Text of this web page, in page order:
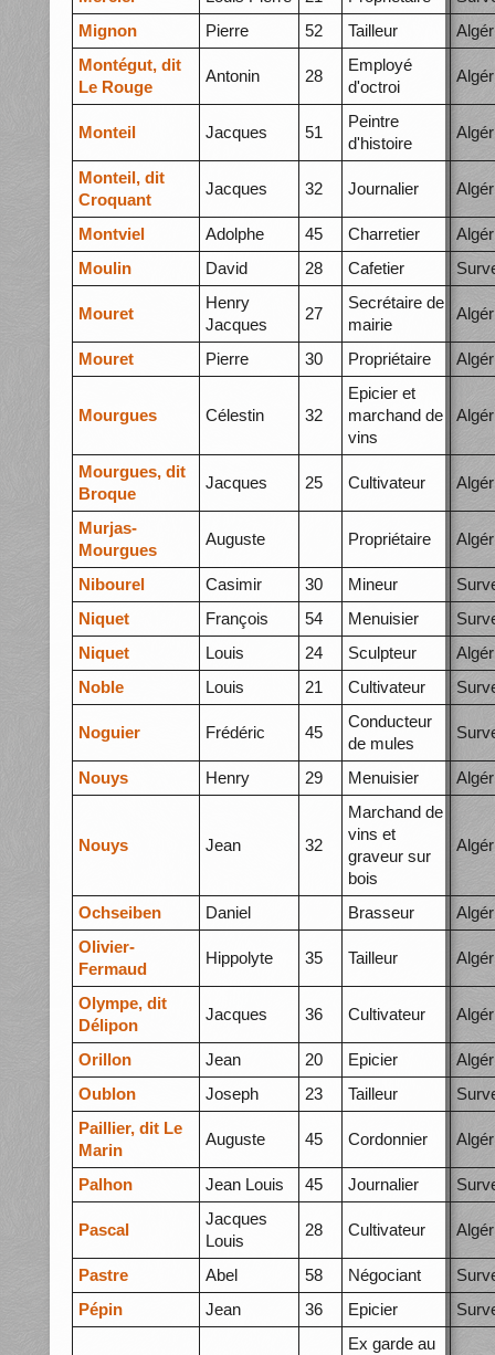
Mignon
Pierre 52 Tailleur
Montégut, dit
Le Rouge
Antonin 28
Employé
d'octroi
Monteil Jacques 51
Peintre
d'histoire
Monteil, dit
Croquant
Jacques 32 Journalier
Montviel Adolphe 45 Charretier
Moulin
David 28 Cafetier
Mouret
Henry
Jacques
27
Secrétaire de
mairie
Mouret Pierre 30 Propriétaire
Mourgues Célestin 32
Epicier et
marchand de
vins
Mourgues, dit
Broque
Jacques 25 Cultivateur
Murjas-
Mourgues
Auguste Propriétaire
Nibourel Casimir 30 Mineur
Niquet
François 54 Menuisier
Niquet
Louis 24 Sculpteur
Noble
Louis 21 Cultivateur
Noguier Frédéric 45
Conducteur
de mules
Nouys Henry 29 Menuisier
Nouys Jean 32
Marchand de
vins et
graveur sur
bois
Ochseiben Daniel Brasseur
Olivier-
Fermaud
Hippolyte 35 Tailleur
Olympe, dit
Délipon
Jacques 36 Cultivateur
Orillon Jean 20 Epicier
Oublon
Joseph 23 Tailleur
Paillier, dit Le
Marin
Auguste 45 Cordonnier
Palhon Jean Louis 45 Journalier
Pascal
Jacques
Louis
28 Cultivateur
Pastre Abel 58 Négociant
Pépin
Jean 36 Epicier
Ex garde au